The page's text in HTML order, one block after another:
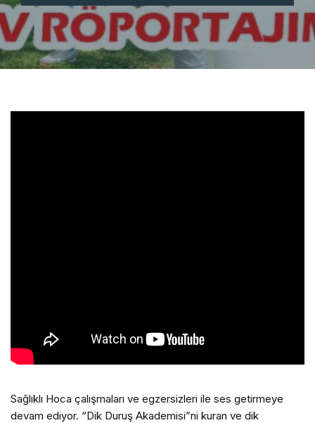
Sağlıklı Hoca çalışmaları ve egzersizleri ile ses getirmeye
devam ediyor. “Dik Duruş Akademisi”ni kuran ve dik